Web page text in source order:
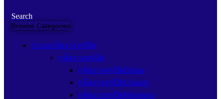
Search
Browse Categories
ระบบกล้องวงจรปิด
กล้องวงจรปิด
กล้องวงจรปิดDahua
กล้องวงจรปิดUniarch
กล้องวงจรปิดHikvision